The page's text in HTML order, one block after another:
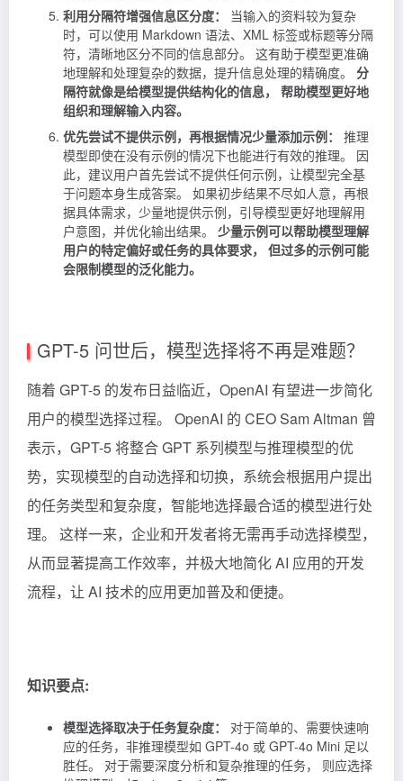
利用分隔符增强信息区分度：
当输入的资料较为复杂
时，可以使用 Markdown 语法、XML 标签或标题等分隔
符，清晰地区分不同的信息部分。 这有助于模型更准确
地理解和处理复杂的数据，提升信息处理的精确度。 分
隔符就像是给模型提供结构化的信息， 帮助模型更好地
组织和理解输入内容。
优先尝试不提供示例，再根据情况少量添加示例：
推理
模型即使在没有示例的情况下也能进行有效的推理。 因
此，建议用户首先尝试不提供任何示例，让模型完全基
于问题本身生成答案。 如果初步结果不尽如人意，再根
据具体需求，少量地提供示例，引导模型更好地理解用
户意图，并优化输出结果。 少量示例可以帮助模型理解
用户的特定偏好或任务的具体要求， 但过多的示例可能
会限制模型的泛化能力。
GPT-5 问世后，模型选择将不再是难题？
随着 GPT-5 的发布日益临近，OpenAI 有望进一步简化
用户的模型选择过程。 OpenAI 的 CEO Sam Altman 曾
表示，GPT-5 将整合 GPT 系列模型与推理模型的优
势，实现模型的自动选择和切换，系统会根据用户提出
的任务类型和复杂度，智能地选择最合适的模型进行处
理。 这样一来，企业和开发者将无需再手动选择模型，
从而显著提高工作效率，并极大地简化 AI 应用的开发
流程，让 AI 技术的应用更加普及和便捷。
知识要点:
模型选择取决于任务复杂度：
对于简单的、需要快速响
应的任务，非推理模型如 GPT-4o 或 GPT-4o Mini 足以
胜任。 对于需要深度分析和复杂推理的任务， 则应选择